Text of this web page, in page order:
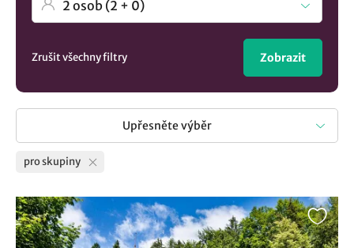
Zrušit všechny filtry Zobrazit
Upřesněte výběr
pro skupiny